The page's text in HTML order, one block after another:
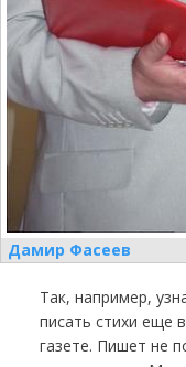
Дамир Фасеев
Так, например,
писать стихи еще
газете. Пишет не